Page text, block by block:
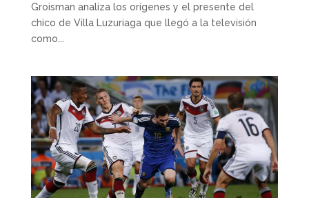
Groisman analiza los orígenes y el presente del
chico de Villa Luzuriaga que llegó a la televisión
como...